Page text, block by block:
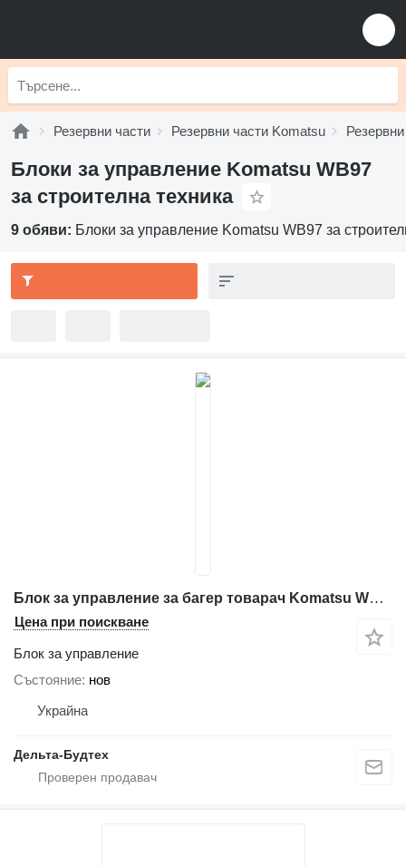
Резервни части Резервни части Komatsu
Блоки за управление Komatsu WB97
за строителна техника
9 обяви: Блоки за управление Komatsu WB97 за
Блок за управление за багер товарач Komatsu WB97s-5
Цена при поискване
Блок за управление
Състояние нов
Украйна
Дельта-Будтех